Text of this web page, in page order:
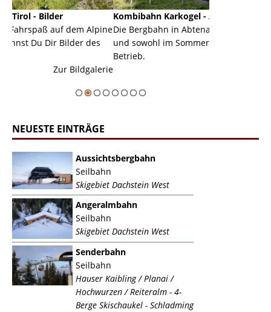
Alpine
des
Kombibahn Karkogel - Abtenau - Salzburg
Die Bergbahn in Abtenau ist eine Kombibahn
und sowohl im Sommer als auch im Winter in
NEUESTE EINTRÄGE
Aussichtsbergbahn
Seilbahn
Skigebiet Dachstein West
Angeralmbahn
Seilbahn
Skigebiet Dachstein West
Senderbahn
Seilbahn
Hauser Kaibling / Planai /
Hochwurzen / Reiteralm - 4-
Berge Skischaukel - Schladming